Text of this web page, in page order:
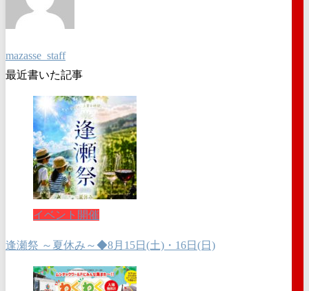
mazasse_staff
最近書いた記事
イベント開催
逢瀬祭 ～夏休み～◆8月15日(土)・16日(日)